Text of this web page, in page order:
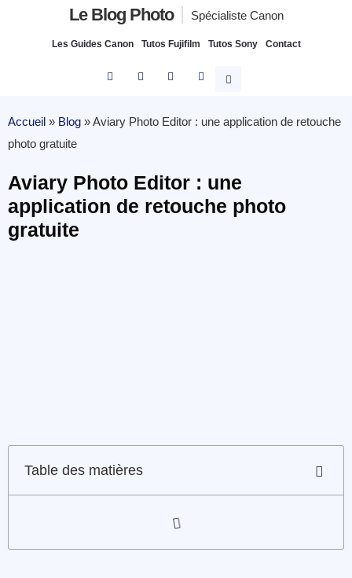
Le Blog Photo Spécialiste Canon
Les Guides Canon Tutos Fujifilm Tutos Sony Contact
Accueil » Blog »Aviary Photo Editor : une application de retouche
photo gratuite
Aviary Photo Editor : une
application de retouche photo
gratuite
Table des matières